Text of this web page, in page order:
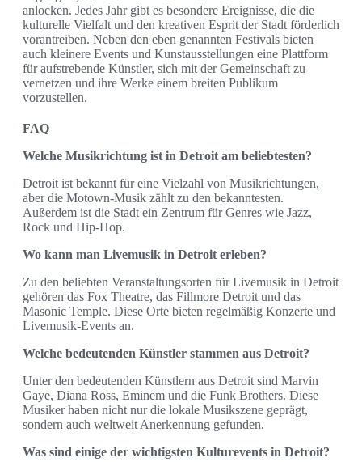
anlocken. Jedes Jahr gibt es besondere Ereignisse, die die
kulturelle Vielfalt und den kreativen Esprit der Stadt förderlich
vorantreiben. Neben den eben genannten Festivals bieten
auch kleinere Events und Kunstausstellungen eine Plattform
für aufstrebende Künstler, sich mit der Gemeinschaft zu
vernetzen und ihre Werke einem breiten Publikum
vorzustellen.
FAQ
Welche Musikrichtung ist in Detroit am beliebtesten?
Detroit ist bekannt für eine Vielzahl von Musikrichtungen,
aber die Motown-Musik zählt zu den bekanntesten.
Außerdem ist die Stadt ein Zentrum für Genres wie Jazz,
Rock und Hip-Hop.
Wo kann man Livemusik in Detroit erleben?
Zu den beliebten Veranstaltungsorten für Livemusik in Detroit
gehören das Fox Theatre, das Fillmore Detroit und das
Masonic Temple. Diese Orte bieten regelmäßig Konzerte und
Livemusik-Events an.
Welche bedeutenden Künstler stammen aus Detroit?
Unter den bedeutenden Künstlern aus Detroit sind Marvin
Gaye, Diana Ross, Eminem und die Funk Brothers. Diese
Musiker haben nicht nur die lokale Musikszene geprägt,
sondern auch weltweit Anerkennung gefunden.
Was sind einige der wichtigsten Kulturevents in Detroit?